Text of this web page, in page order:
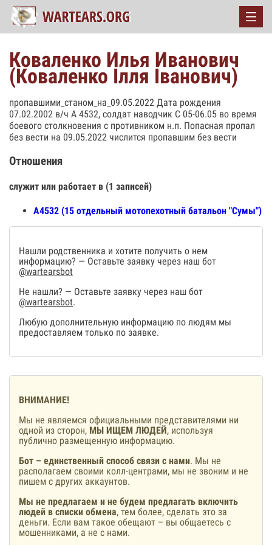
Коваленко Илья Иванович
(Коваленко Ілля Іванович)
пропавшими_станом_на_09.05.2022 Дата рождения
07.02.2002 в/ч А 4532, солдат наводчик С 05-06.05 во время
боевого столкновения с противником н.п. Попасная пропал
без вести на 09.05.2022 числится пропавшим без вести
Отношения
служит или работает в (1 записей)
А4532 (15 отдельный мотопехотный батальон "Сумы")
Нашли родственника и хотите получить о нем
информацию? — Оставьте заявку через наш бот
@wartearsbot
Не нашли? — Оставьте заявку через наш бот
@wartearsbot.
Любую дополнительную информацию по людям мы
предоставляем только по заявке.
ВНИМАНИЕ!
Мы не являемся официальными представителями ни
одной из сторон, МЫ ИЩЕМ ЛЮДЕЙ, используя
публично размещенную информацию.
Бот – единственный способ связи с нами. Мы не
располагаем своими колл-центрами, мы не звоним и не
пишем с других аккаунтов.
Мы не предлагаем и не будем предлагать включить
людей в списки обмена, тем более, сделать это за
деньги. Если вам такое обещают – вы общаетесь с
мошенниками, а не с нами.